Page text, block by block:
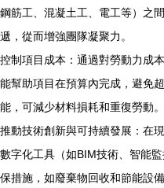
鋼筋工、混凝土工、電工等）之
遞，從而增強團隊凝聚力。
控制項目成本：通過對勞動力成
能幫助項目在預算內完成，避免
能，可減少材料損耗和重復勞動。
推動技術創新與可持續發展：在
數字化工具（如BIM技術、智能
保措施，如廢棄物回收和節能設